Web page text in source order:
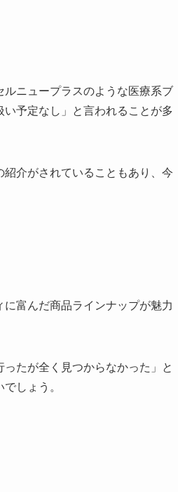
ニュープラスのような医療系ブ
予定なし」と言われることが多
介がされていることもあり、今
富んだ商品ラインナップが魅力
たが全く見つからなかった」と
しょう。